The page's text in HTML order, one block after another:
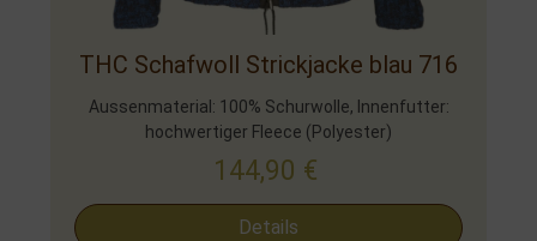
THC Schafwoll Strickjacke blau 716
Aussenmaterial: 100% Schurwolle, Innenfutter:
hochwertiger Fleece (Polyester)
144,90 €
Details